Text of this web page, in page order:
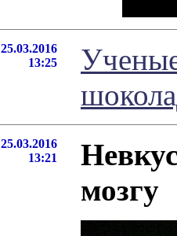
25.03.2016
13:25
25.03.2016
13:21
мозгу